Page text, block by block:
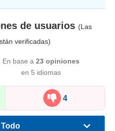
de usuarios (Las
verificadas)
En base a 23 opiniones
en 5 idiomas
4
Todo